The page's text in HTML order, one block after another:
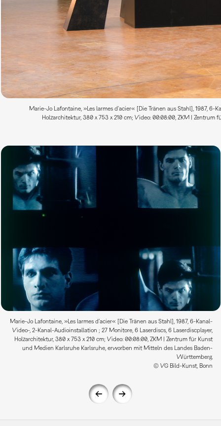
Marie-Jo Lafontaine, »Les larmes d'acier« [Die Tränen aus Stahl], 1987,
Holzarchitektur, 380 x 753 x 210 cm; Video: 00:08:00, ZKM |
Marie-Jo Lafontaine, »Les larmes d'acier« [Die Tränen aus Stahl], 1987, 6-Kanal-
Video-, 2-Kanal-Audioinstallation ; 27 Monitore, 6 Laserdiscs, 6 Laserdiscplayer,
Holzarchitektur, 380 x 753 x 210 cm; Video: 00:08:00, ZKM | Zentrum für Kunst
und Medien Karlsruhe Karlsruhe, erworben mit Mitteln des Landes Baden-
Württemberg.
© VG Bild-Kunst, Bonn